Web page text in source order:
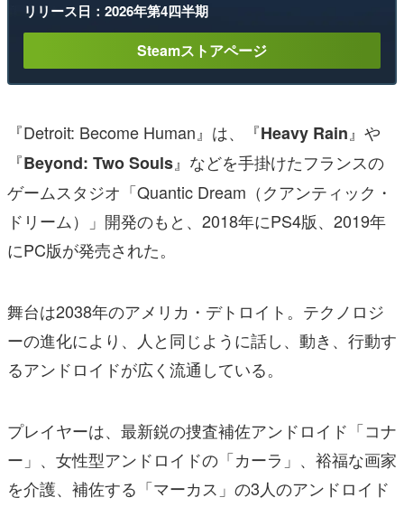
リリース日：2026年第4四半期
Steamストアページ
『Detroit: Become Human』は、『Heavy Rain』や
『Beyond: Two Souls』などを手掛けたフランスの
ゲームスタジオ「Quantic Dream（クアンティック・
ドリーム）」開発のもと、2018年にPS4版、2019年
にPC版が発売された。
舞台は2038年のアメリカ・デトロイト。テクノロジ
ーの進化により、人と同じように話し、動き、行動す
るアンドロイドが広く流通している。
プレイヤーは、最新鋭の捜査補佐アンドロイド「コナ
ー」、女性型アンドロイドの「カーラ」、裕福な画家
を介護、補佐する「マーカス」の3人のアンドロイド